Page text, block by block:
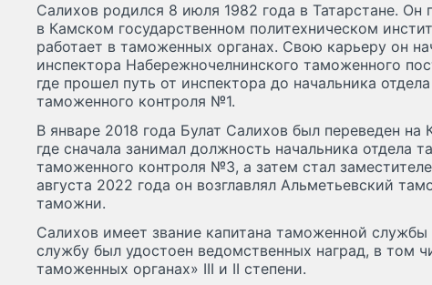
Салихов родился 8 июля 1982 года в Татарстане. Он
в Камском государственном политехническом
работает в таможенных органах. Свою карьеру он
инспектора Набережночелнинского таможенного
где прошел путь от инспектора до начальника
таможенного контроля №1.
В январе 2018 года Булат Салихов был переведен
где сначала занимал должность начальника отдела
таможенного контроля №3, а затем стал
августа 2022 года он возглавлял Альметьевский
таможни.
Салихов имеет звание капитана таможенной
службу был удостоен ведомственных наград, в том
таможенных органах» III и II степени.